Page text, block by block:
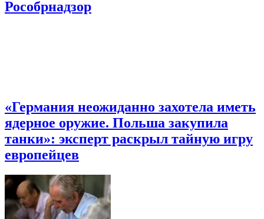
Рособрнадзор
«Германия неожиданно захотела иметь
ядерное оружие. Польша закупила
танки»: эксперт раскрыл тайную игру
европейцев